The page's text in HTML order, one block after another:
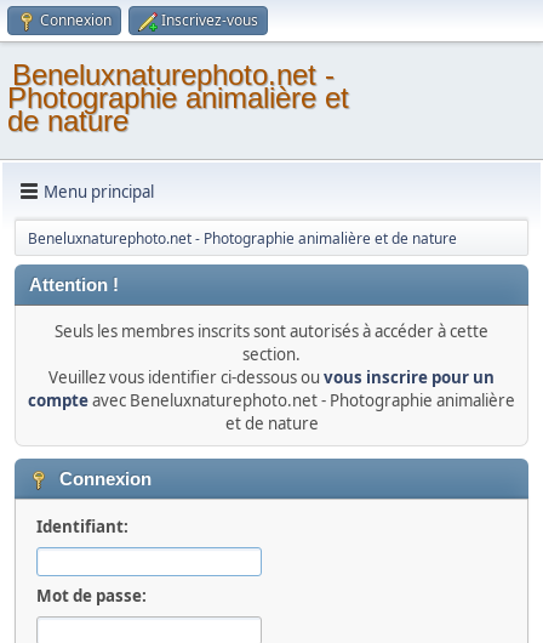
Connexion Inscrivez-vous
Beneluxnaturephoto.net -
Photographie animalière et
de nature
Menu principal
Beneluxnaturephoto.net - Photographie animalière et de nature
Attention !
Seuls les membres inscrits sont autorisés à accéder à cette
section.
Veuillez vous identifier ci-dessous ou vous inscrire pour un
compteavec Beneluxnaturephoto.net - Photographie animalière
et de nature
Connexion
Identifiant:
Mot de passe: